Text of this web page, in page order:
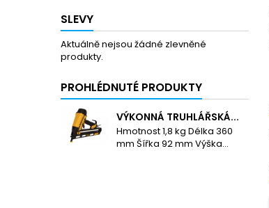
SLEVY
Aktuálně nejsou žádné zlevněné
produkty.
PROHLÉDNUTÉ PRODUKTY
VÝKONNÁ TRUHLÁŘSKÁ...
Hmotnost 1,8 kg Délka 360
mm Šířka 92 mm Výška...